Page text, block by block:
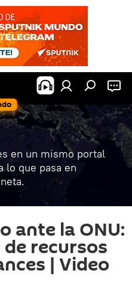
en un mismo portal
lo que pasa en
ante la ONU:
recursos
| Video